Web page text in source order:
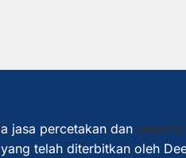
jasa percetakan dan
telah diterbitkan oleh